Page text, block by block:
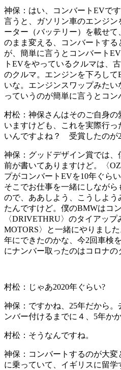
神保： はい、コンバートEVで
言うと、ガソリン車のエンジ
ーター（バッテリー）を載せ
のまま変える、コンバートす
が、簡単に言うとコンバート
トEVをやっているクルマは、
のクルマ。エンジンを下ろし
いな。エンジンスワップみた
っていうのが簡単に言うとコン
村松： 神保さんはそのご自身
いますけども、これを実際行っ
いんですよね？ 受賞したのが
神保： グッドデザイン賞では
前が書いてありますけど。〈
プがコンバートEVを10年ぐら
そこでお仕事を一緒にしながら
ので、ああしよう、こうしよ
たんですけど。僕のBMWはコ
〈DRIVETHRU〉のタイアッ
MOTORS〉と一緒にやりまし
年にできたのかな、今2回車検
にナンバー取ったのはコロナの
村松： じゃあ2020年ぐらい?
神保： ですかね、25年だから
ンバー付けるまでに４、5年か
村松： そうなんですね。
神保： コンバートするのが大
に乗っていて、イギリスに留